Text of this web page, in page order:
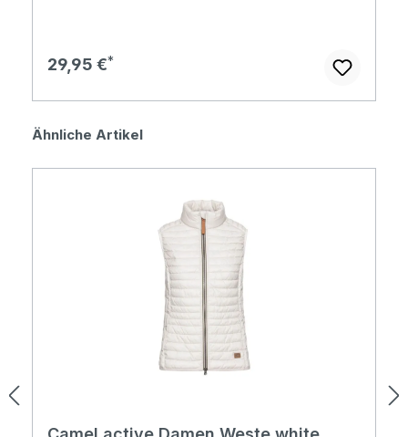
Regulärer Preis:
29,95 €
Produktgalerie überspringen
Ähnliche Artikel